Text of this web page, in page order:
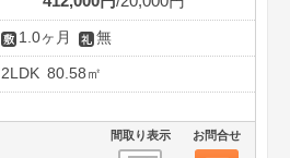
1.0ヶ月 無
2LDK 80.58㎡
間取り表示 お問合せ